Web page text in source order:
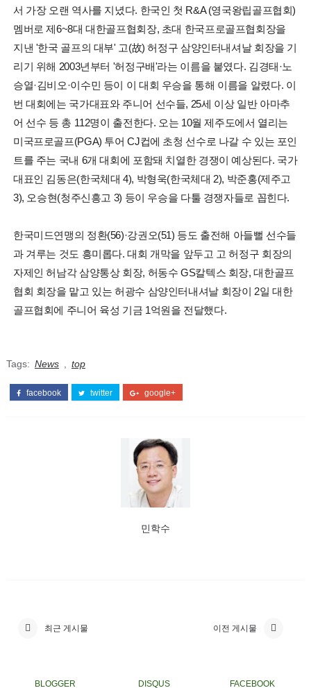
서 가장 오랜 역사를 지녔다. 한국인 첫 R&A (영국왕립골프협회)
멤버로 제6~8대 대한골프협회장, 초대 한국프로골프협회장을
지낸 '한국 골프의 대부' 고(故) 허정구 삼양인터내셔날 회장을 기
리기 위해 2003년부터 '허정구배'라는 이름을 붙였다. 김경태·노
승열·김비오·이수민 등이 이 대회 우승을 통해 이름을 알렸다. 이
번 대회에는 국가대표와 주니어 선수들, 25세 이상 일반 아마추
어 선수 등 총 112명이 출전한다. 오는 10월 제주도에서 열리는
미국프로골프(PGA) 투어 CJ컵에 초청 선수로 나갈 수 있는 포인
트를 주는 국내 6개 대회에 포함돼 치열한 경쟁이 예상된다. 국가
대표인 김동은(한국체대 4), 박형욱(한국체대 2), 박준홍(제주고
3), 오승현(청주신흥고 3) 등이 우승을 다툴 경쟁자들로 꼽힌다.
한국미드연맹의 정환(56)·강권오(51) 등도 출전해 아들뻘 선수들
과 겨루는 것도 흥미롭다. 대회 개막을 앞두고 고 허정구 회장의
자제인 허남각 삼양통상 회장, 허동수 GS칼텍스 회장, 대한골프
협회 회장을 맡고 있는 허광수 삼양인터내셔날 회장이 2일 대한
골프협회에 주니어 육성 기금 1억원을 전달했다.
Tags: News top
facebook twitter google+
민학수
최근 게시물 이전 게시물
BLOGGER DISQUS FACEBOOK